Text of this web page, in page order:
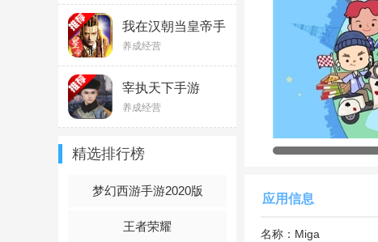
我在汉朝当皇帝手
游1.0.0
养成经营
宰执天下手游
v1.7.01
养成经营
精选排行榜
梦幻西游手游2020版
王者荣耀
2.解锁所有地图
3.解锁所有角色
4.解锁所有物品
最新米加小镇解锁所
1）点击购物车进入地
3) 点击“GO”，输入出
应用信息
名称： Miga